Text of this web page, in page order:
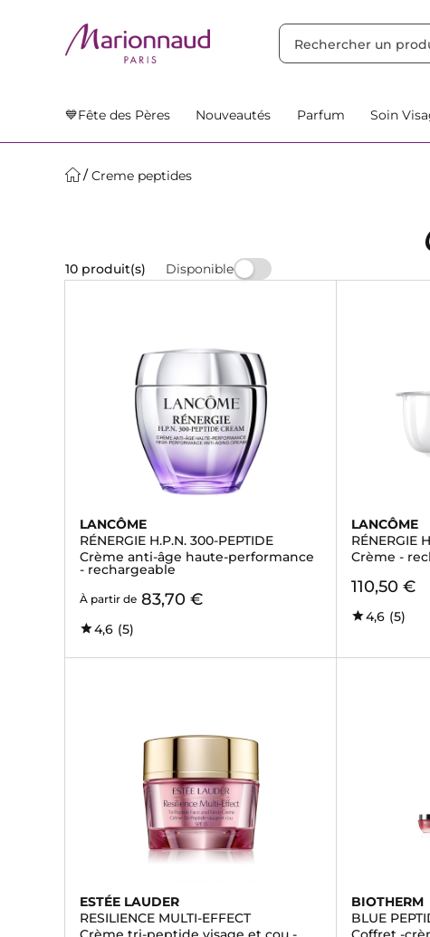
💙Fête des Pères Nouveautés Parfum Soin
Creme peptides
10 produit(s) Disponible
LANCÔME
RÉNERGIE H.P.N. 300-PEPTIDE
Crème anti-âge haute-performance
- rechargeable
À partir de 83,70 €
4,6 (5)
LANCÔME
RÉNERGIE
Crème -
110,50 €
4,6 (5)
ESTÉE LAUDER
RESILIENCE MULTI-EFFECT
BIOTHERM
BLUE